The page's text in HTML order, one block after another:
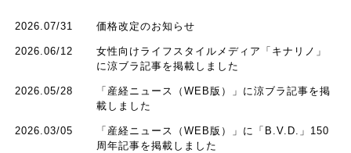
2026.07/31 価格改定のお知らせ
2026.06/12
女性向けライフスタイルメディア「キナリノ」
に涼ブラ記事を掲載しました
2026.05/28
「産経ニュース（WEB版）」に涼ブラ記事を掲
載しました
2026.03/05
「産経ニュース（WEB版）」に「B.V.D.」150
周年記事を掲載しました